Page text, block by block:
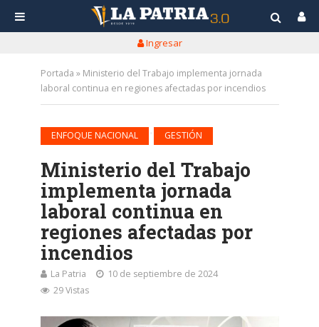
Ingresar
Portada » Ministerio del Trabajo implementa jornada
laboral continua en regiones afectadas por incendios
ENFOQUE NACIONAL GESTIÓN
Ministerio del Trabajo
implementa jornada
laboral continua en
regiones afectadas por
incendios
La Patria
10 de septiembre de 2024
29 Vistas